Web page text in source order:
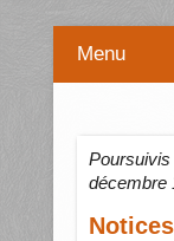
Menu
décembre